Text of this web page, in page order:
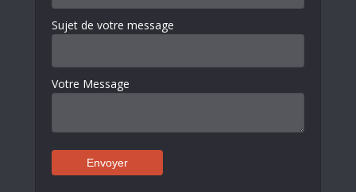
Sujet de votre message
Votre Message